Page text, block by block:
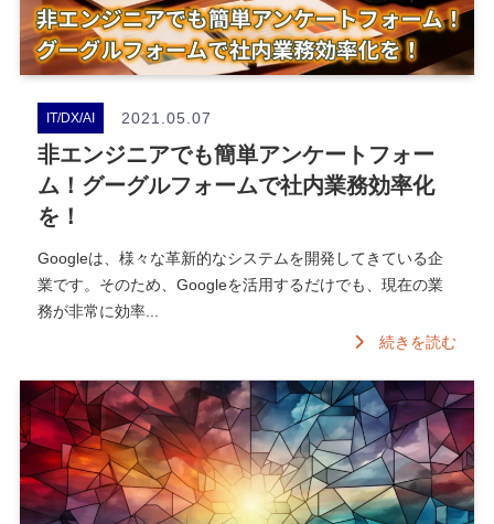
IT/DX/AI 2021.05.07
非エンジニアでも簡単アンケートフォー
ム！グーグルフォームで社内業務効率化
を！
Googleは、様々な革新的なシステムを開発してきている企
業です。そのため、Googleを活用するだけでも、現在の業
務が非常に効率...
続きを読む